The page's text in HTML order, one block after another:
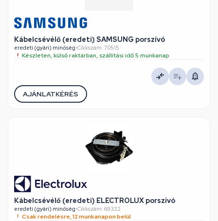
Kábelcsévélő (eredeti) SAMSUNG porszívó
eredeti (gyári) minőség•Cikkszám: 70515
Készleten, külső raktárban, szállítási idő 5 munkanap
AJÁNLATKÉRÉS
Kábelcsévélő (eredeti) ELECTROLUX porszívó
eredeti (gyári) minőség•Cikkszám: 69322
Csak rendelésre, 12 munkanapon belül